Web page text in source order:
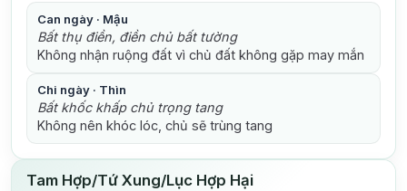
Can ngày · Mậu
Bất thụ điền, điền chủ bất tường
Không nhận ruộng đất vì chủ đất không gặp may mắn
Chi ngày · Thìn
Bất khốc khấp chủ trọng tang
Không nên khóc lóc, chủ sẽ trùng tang
Tam Hợp/Tứ Xung/Lục Hợp Hại